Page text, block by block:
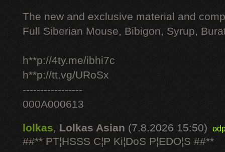
The new and exclusive material and
Full Siberian Mouse, Bibigon, Syrup,
h**p://4ty.me/ibhi7c
h**p://tt.vg/URoSx
-----------------
000A000613
lolkas, Lolkas Asian (7.8.2026 15:50)
##** PT¦HSSS C¦P Ki¦DoS P¦EDO¦S ##**